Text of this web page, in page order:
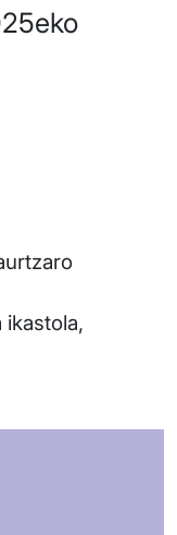
ikastola,